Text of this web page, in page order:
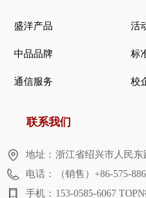
盛洋产品
中品品牌
通信服务
活
标
校
联系我们
地址： 浙江省绍兴市人民东
电话：
（销售）+86-575-
手机： 153-0585-6067